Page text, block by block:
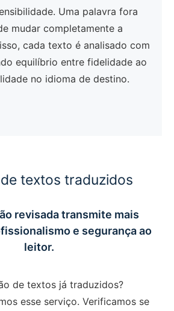
Uma palavra fora
mudar completamente a
cada texto é analisado com
equilíbrio entre fidelidade ao
no idioma de destino.
textos traduzidos
revisada transmite mais
e segurança ao
leitor.
de textos já traduzidos?
esse serviço. Verificamos se